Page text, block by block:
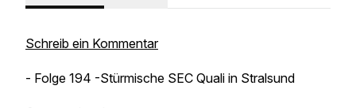
Schreib ein Kommentar
- Folge 194 -Stürmische SEC Quali in Stralsund